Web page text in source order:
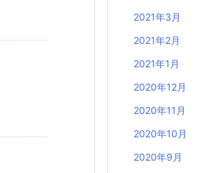
2021年3月
2021年2月
2021年1月
2020年12月
2020年11月
2020年10月
2020年9月